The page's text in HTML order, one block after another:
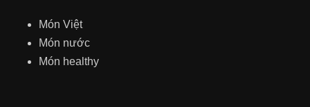
Món Việt
Món nước
Món healthy